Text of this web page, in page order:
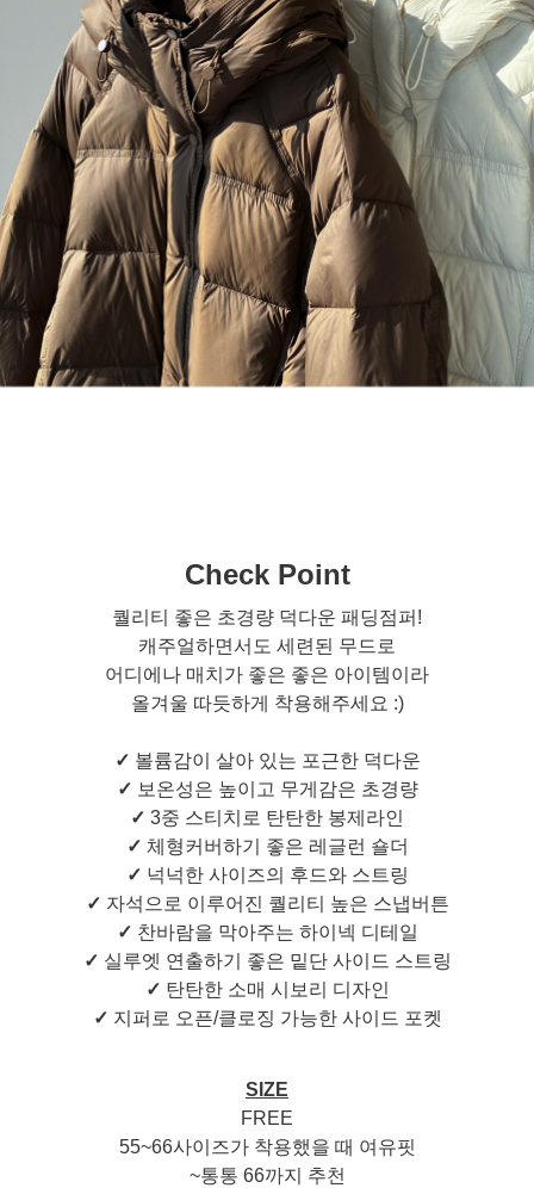
Check Point
퀄리티 좋은 초경량 덕다운 패딩점퍼!
캐주얼하면서도 세련된 무드로
어디에나 매치가 좋은 좋은 아이템이라
올겨울 따듯하게 착용해주세요 :)
✓ 볼륨감이 살아 있는 포근한 덕다운
✓ 보온성은 높이고 무게감은 초경량
✓ 3중 스티치로 탄탄한 봉제라인
✓ 체형커버하기 좋은 레글런 숄더
✓ 넉넉한 사이즈의 후드와 스트링
✓ 자석으로 이루어진 퀄리티 높은 스냅버튼
✓ 찬바람을 막아주는 하이넥 디테일
✓ 실루엣 연출하기 좋은 밑단 사이드 스트링
✓ 탄탄한 소매 시보리 디자인
✓ 지퍼로 오픈/클로징 가능한 사이드 포켓
SIZE
FREE
55~66사이즈가 착용했을 때 여유핏
~통통 66까지 추천